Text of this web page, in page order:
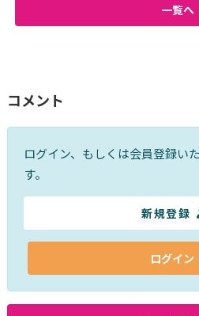
一覧へ
コメント
ログイン、もしくは会員登録い
す。
新規登録
ログイン